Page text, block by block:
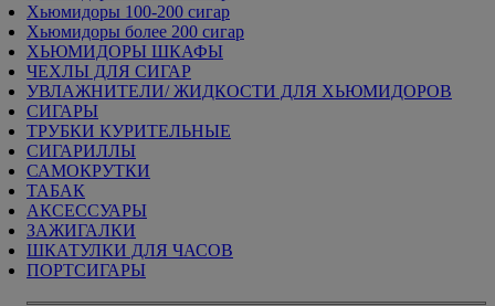
Хьюмидоры 100-200 сигар
Хьюмидоры более 200 сигар
ХЬЮМИДОРЫ ШКАФЫ
ЧЕХЛЫ ДЛЯ СИГАР
УВЛАЖНИТЕЛИ/ ЖИДКОСТИ ДЛЯ ХЬЮМИДОРОВ
СИГАРЫ
ТРУБКИ КУРИТЕЛЬНЫЕ
СИГАРИЛЛЫ
САМОКРУТКИ
ТАБАК
АКСЕССУАРЫ
ЗАЖИГАЛКИ
ШКАТУЛКИ ДЛЯ ЧАСОВ
ПОРТСИГАРЫ